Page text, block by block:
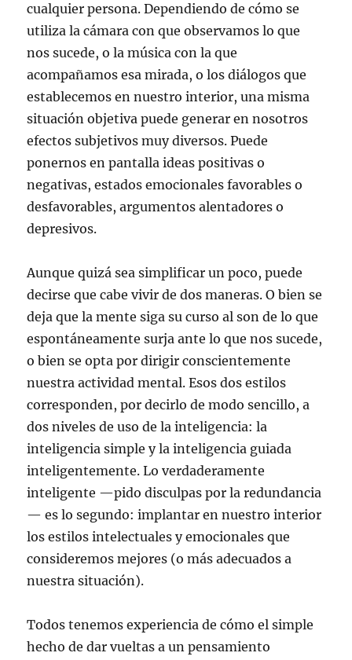
cualquier persona. Dependiendo de cómo se
utiliza la cámara con que observamos lo que
nos sucede, o la música con la que
acompañamos esa mirada, o los diálogos que
establecemos en nuestro interior, una misma
situación objetiva puede generar en nosotros
efectos subjetivos muy diversos. Puede
ponernos en pantalla ideas positivas o
negativas, estados emocionales favorables o
desfavorables, argumentos alentadores o
depresivos.
Aunque quizá sea simplificar un poco, puede
decirse que cabe vivir de dos maneras. O bien se
deja que la mente siga su curso al son de lo que
espontáneamente surja ante lo que nos sucede,
o bien se opta por dirigir conscientemente
nuestra actividad mental. Esos dos estilos
corresponden, por decirlo de modo sencillo, a
dos niveles de uso de la inteligencia: la
inteligencia simple y la inteligencia guiada
inteligentemente. Lo verdaderamente
inteligente —pido disculpas por la redundancia
— es lo segundo: implantar en nuestro interior
los estilos intelectuales y emocionales que
consideremos mejores (o más adecuados a
nuestra situación).
Todos tenemos experiencia de cómo el simple
hecho de dar vueltas a un pensamiento